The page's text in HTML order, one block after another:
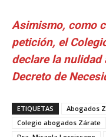
Asimismo, como
petición, el
declare la nulidad
Decreto de
ETIQUETAS
Abogados
Colegio abogados Zárate